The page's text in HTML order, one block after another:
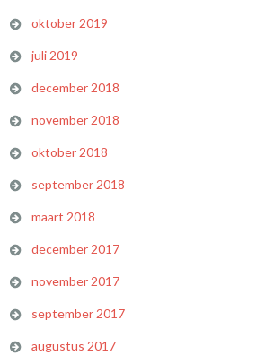
oktober 2019
juli 2019
december 2018
november 2018
oktober 2018
september 2018
maart 2018
december 2017
november 2017
september 2017
augustus 2017